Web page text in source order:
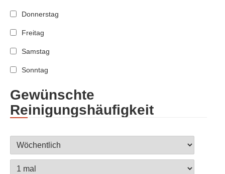
Donnerstag
Freitag
Samstag
Sonntag
Gewünschte
Reinigungshäufigkeit